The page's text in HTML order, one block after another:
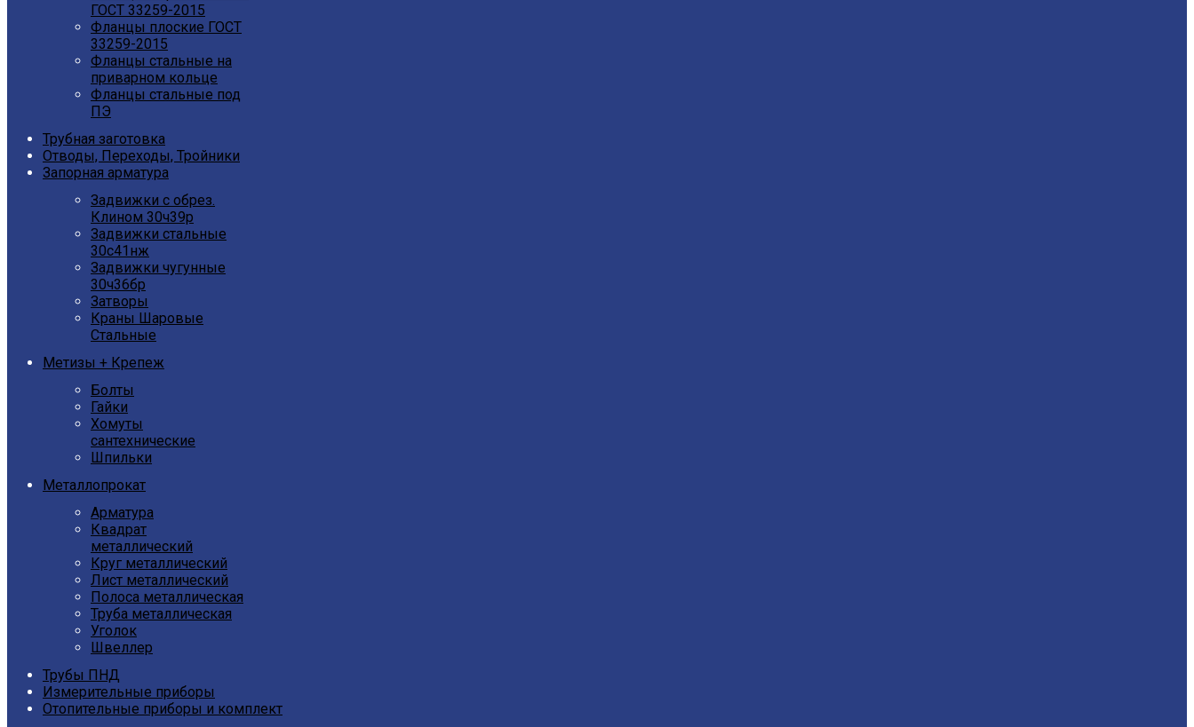
ГОСТ 33259-2015
Фланцы плоские ГОСТ
33259-2015
Фланцы стальные на
приварном кольце
Фланцы стальные под
ПЭ
Трубная заготовка
Отводы, Переходы, Тройники
Запорная арматура
Задвижки с обрез.
Клином 30ч39р
Задвижки стальные
30с41нж
Задвижки чугунные
30ч36бр
Затворы
Краны Шаровые
Стальные
Метизы + Крепеж
Болты
Гайки
Хомуты
сантехнические
Шпильки
Металлопрокат
Арматура
Квадрат
металлический
Круг металлический
Лист металлический
Полоса металлическая
Труба металлическая
Уголок
Швеллер
Трубы ПНД
Измерительные приборы
Отопительные приборы и комплект